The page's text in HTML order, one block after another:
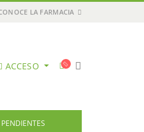
LA FARMACIA
ACCESO
PENDIENTES